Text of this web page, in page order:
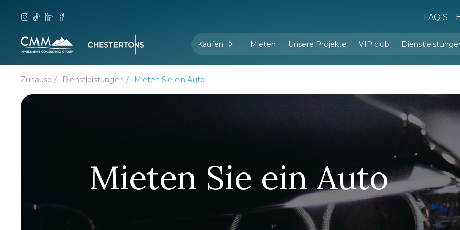
FAQ'S
Kaufen Mieten Unsere Projekte VIP club
Zuhause Dienstleistungen Mieten Sie ein Auto
Mieten Sie ein Auto